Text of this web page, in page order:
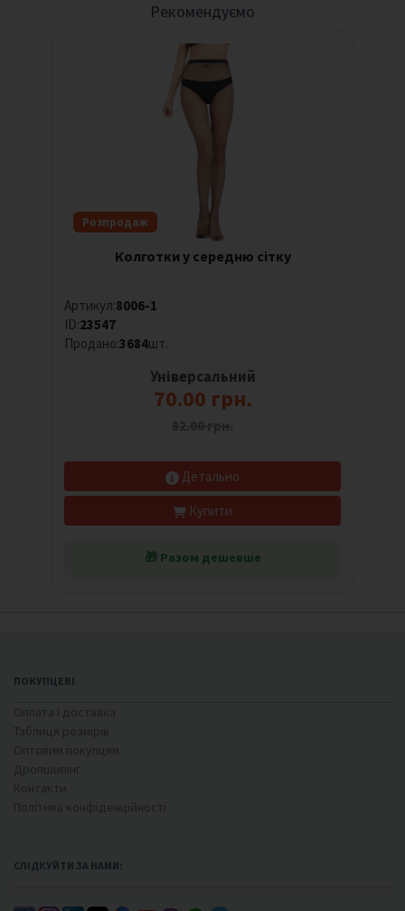
Рекомендуємо
Розпродаж
Колготки у середню сітку
Артикул:8006-1
ID:23547
Продано:3684шт.
Універсальний
70.00 грн.
Детально
Купити
🎁 Разом дешевше
ПОКУПЦЕВІ
СЛІДКУЙТИ ЗА НАМИ: